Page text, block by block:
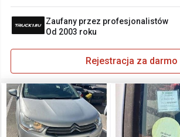
Zaufany przez profesjonalistów
Od 2003 roku
Rejestracja za darmo